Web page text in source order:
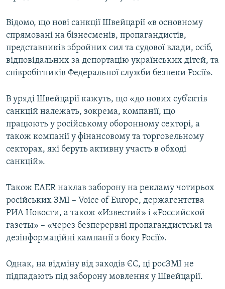
Усі сайти RFE/RL
Відомо, що нові санкції Швейцарії «в основному
спрямовані на бізнесменів, пропагандистів,
представників збройних сил та судової влади, осіб,
відповідальних за депортацію українських дітей, та
співробітників Федеральної служби безпеки Росії».
В уряді Швейцарії кажуть, що «до нових суб’єктів
санкцій належать, зокрема, компанії, що
працюють у російському оборонному секторі, а
також компанії у фінансовому та торговельному
секторах, які беруть активну участь в обході
санкцій».
Також EAER наклав заборону на рекламу чотирьох
російських ЗМІ – Voice of Europe, держагентства
РИА Новости, а також «Известий» і «Российской
газеты» – «через безперервні пропагандистські та
дезінформаційні кампанії з боку Росії».
Однак, на відміну від заходів ЄС, ці росЗМІ не
підпадають під заборону мовлення у Швейцарії.